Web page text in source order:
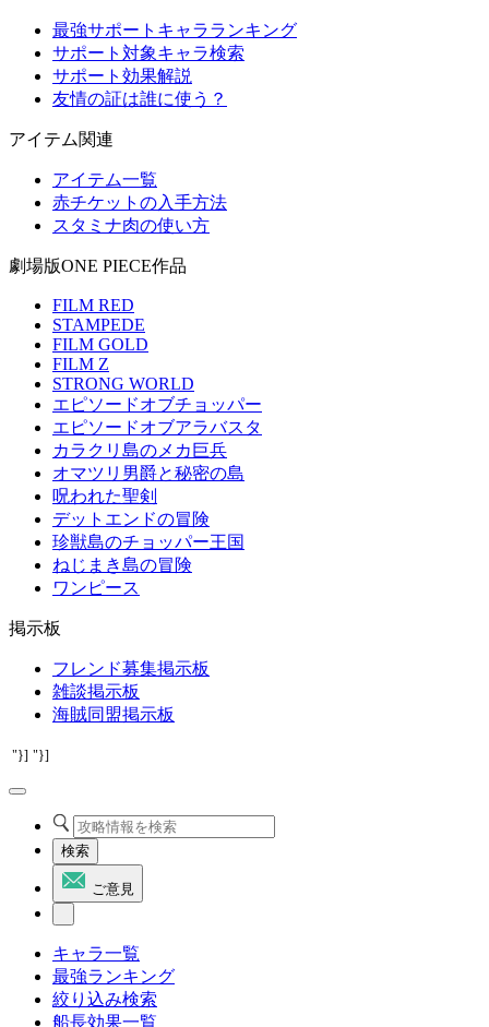
最強サポートキャラランキング
サポート対象キャラ検索
サポート効果解説
友情の証は誰に使う？
アイテム関連
アイテム一覧
赤チケットの入手方法
スタミナ肉の使い方
劇場版ONE PIECE作品
FILM RED
STAMPEDE
FILM GOLD
FILM Z
STRONG WORLD
エピソードオブチョッパー
エピソードオブアラバスタ
カラクリ島のメカ巨兵
オマツリ男爵と秘密の島
呪われた聖剣
デットエンドの冒険
珍獣島のチョッパー王国
ねじまき島の冒険
ワンピース
掲示板
フレンド募集掲示板
雑談掲示板
海賊同盟掲示板
"}] "}]
検索
ご意見
キャラ一覧
最強ランキング
絞り込み検索
船長効果一覧